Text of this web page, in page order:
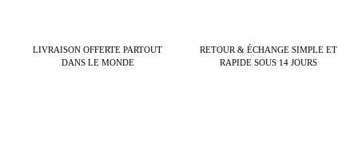
LIVRAISON OFFERTE PARTOUT
DANS LE MONDE
RETOUR & ÉCHANGE SIMPLE ET
RAPIDE SOUS 14 JOURS